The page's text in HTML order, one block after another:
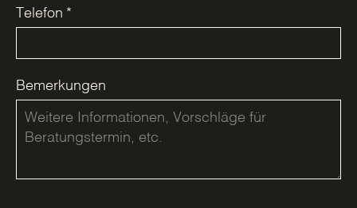
Telefon *
Bemerkungen